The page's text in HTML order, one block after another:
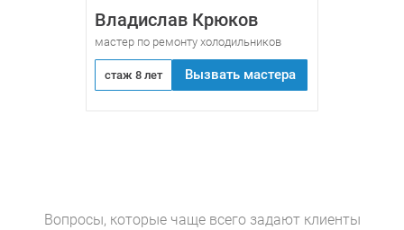
Владислав Крюков
мастер по ремонту холодильников
стаж 8 лет Вызвать мастера
Вопросы, которые чаще всего задают клиенты